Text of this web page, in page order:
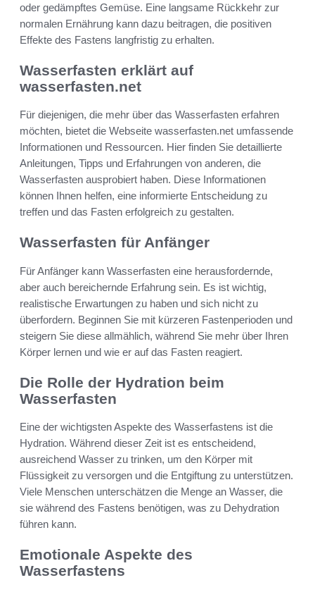
oder gedämpftes Gemüse. Eine langsame Rückkehr zur
normalen Ernährung kann dazu beitragen, die positiven
Effekte des Fastens langfristig zu erhalten.
Wasserfasten erklärt auf
wasserfasten.net
Für diejenigen, die mehr über das Wasserfasten erfahren
möchten, bietet die Webseite wasserfasten.net umfassende
Informationen und Ressourcen. Hier finden Sie detaillierte
Anleitungen, Tipps und Erfahrungen von anderen, die
Wasserfasten ausprobiert haben. Diese Informationen
können Ihnen helfen, eine informierte Entscheidung zu
treffen und das Fasten erfolgreich zu gestalten.
Wasserfasten für Anfänger
Für Anfänger kann Wasserfasten eine herausfordernde,
aber auch bereichernde Erfahrung sein. Es ist wichtig,
realistische Erwartungen zu haben und sich nicht zu
überfordern. Beginnen Sie mit kürzeren Fastenperioden und
steigern Sie diese allmählich, während Sie mehr über Ihren
Körper lernen und wie er auf das Fasten reagiert.
Die Rolle der Hydration beim
Wasserfasten
Eine der wichtigsten Aspekte des Wasserfastens ist die
Hydration. Während dieser Zeit ist es entscheidend,
ausreichend Wasser zu trinken, um den Körper mit
Flüssigkeit zu versorgen und die Entgiftung zu unterstützen.
Viele Menschen unterschätzen die Menge an Wasser, die
sie während des Fastens benötigen, was zu Dehydration
führen kann.
Emotionale Aspekte des
Wasserfastens